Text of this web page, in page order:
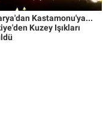
Kastamonu'ya...
Kuzey Işıkları